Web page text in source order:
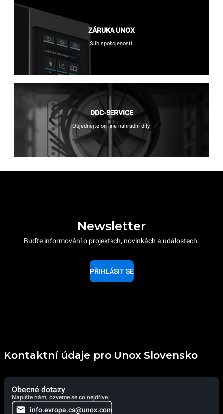
ZÁRUKA UNOX
Slib spokojenosti.
DDC-SERVICE
Objednejte on-line náhradní díly.
Newsletter
Buďte informování o projektech, novinkách a událostech.
PŘIHLÁSIT SE
Kontaktní údaje pro Unox Slovensko
Obecné dotazy
Napište nám, ozveme se co nejdříve.
info.evropa.cs@unox.com